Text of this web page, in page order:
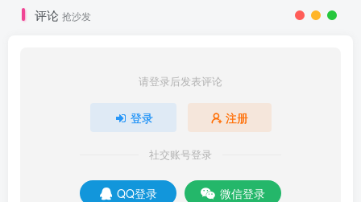
评论 抢沙发
请登录后发表评论
登录 注册
社交账号登录
QQ登录
微信登录